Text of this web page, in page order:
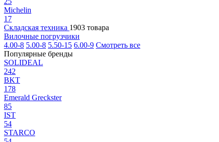
Michelin
17
Складская техника 1903 товара
Вилочные погрузчики
4.00-8 5.00-8 5.50-15 6.00-9 Смотреть все
Популярные бренды
SOLIDEAL
242
BKT
178
Emerald Greckster
85
IST
54
STARCO